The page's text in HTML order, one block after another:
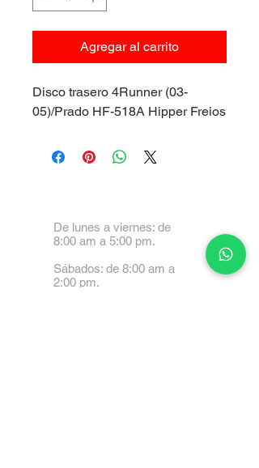
Agregar al carrito
Disco trasero 4Runner (03-
05)/Prado HF-518A Hipper Freios
De lunes a viernes: de
8:00 am a 5:00 pm.
Sábados: de 8:00 am a
2:00 pm.